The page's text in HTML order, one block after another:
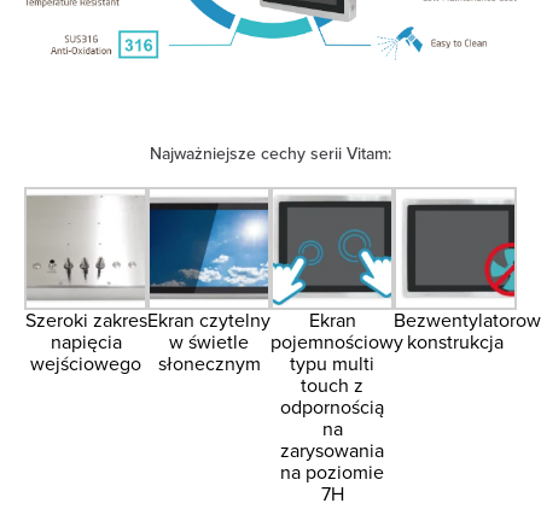
Najważniejsze cechy serii Vitam:
Szeroki zakres
napięcia
wejściowego
Ekran czytelny
w świetle
słonecznym
Ekran
pojemnościowy
typu multi
touch z
odpornością
na
zarysowania
na poziomie
7H
konstrukcja